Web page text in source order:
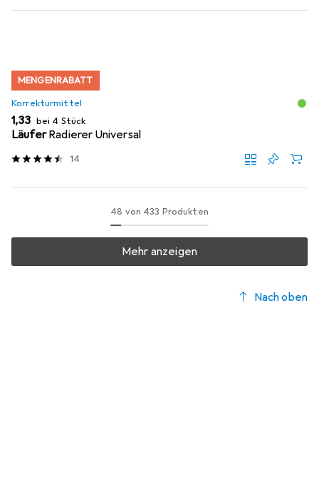
MENGENRABATT
Korrekturmittel
EUR
1,33 bei 4 Stück
Läufer Radierer Universal
14
48 von 433 Produkten
Mehr anzeigen
Nach oben